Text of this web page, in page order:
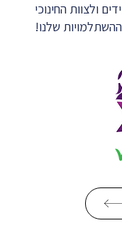
ולצוות החינוכי
שלנו!
השפה
גם
דרך